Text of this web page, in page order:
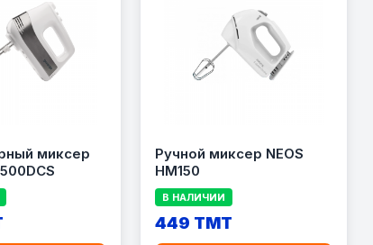
миксер
Ручной миксер NEOS
HM150
В НАЛИЧИИ
449 TMT